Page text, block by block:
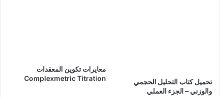
تحميل كتاب التحليل الحجمي
والوزني – الجزء العملي
معايرات تكوين المعقدات
Complexmetric Titration